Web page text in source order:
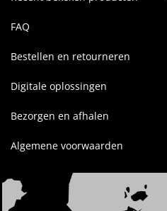
FAQ
Bestellen en retourneren
Digitale oplossingen
Bezorgen en afhalen
Algemene voorwaarden